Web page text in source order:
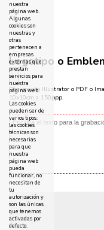
Logotipo o
Documento Illustrator o PDF o
10x10cm a 150ppp.
nuestra
página web.
Algunas
cookies son
nuestras y
otras
pertenecen a
empresas
externas que
prestan
servicios para
nuestra
página web.
Las cookies
pueden ser de
varios tipos:
las cookies
técnicas son
necesarias
para que
nuestra
página web
pueda
funcionar, no
necesitan de
tu
autorización y
son las únicas
que tenemos
activadas por
defecto.